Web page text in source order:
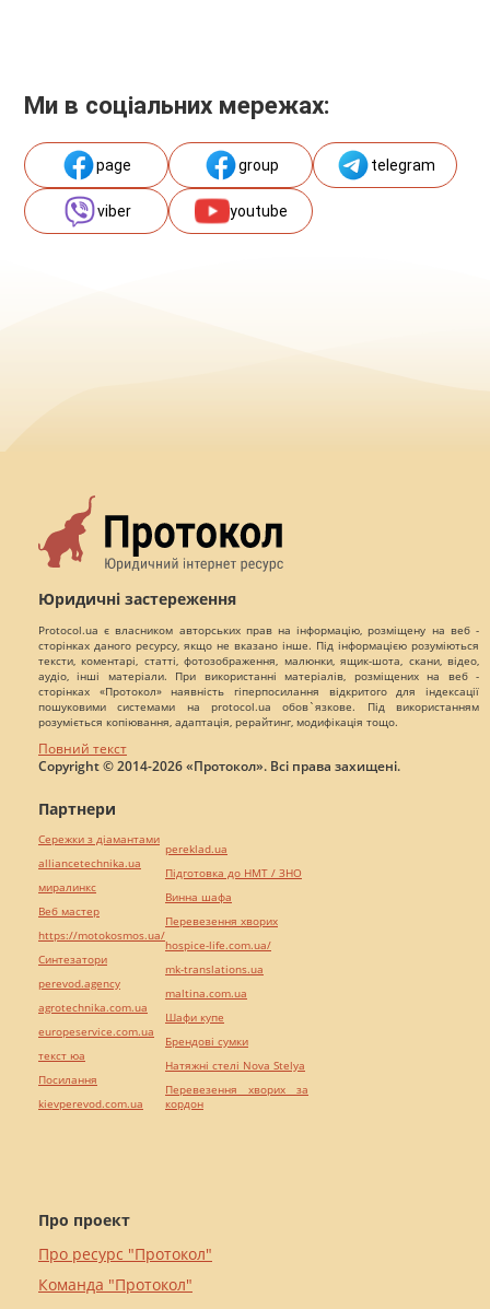
Ми в соціальних мережах:
page group telegram
viber youtube
Юридичні застереження
Protocol.ua є власником авторських прав на інформацію, розміщену на веб -
сторінках даного ресурсу, якщо не вказано інше. Під інформацією розуміються
тексти, коментарі, статті, фотозображення, малюнки, ящик-шота, скани, відео,
аудіо, інші матеріали. При використанні матеріалів, розміщених на веб -
сторінках «Протокол» наявність гіперпосилання відкритого для індексації
пошуковими системами на protocol.ua обов`язкове. Під використанням
розуміється копіювання, адаптація, рерайтинг, модифікація тощо.
Повний текст
Copyright © 2014-2026 «Протокол». Всі права захищені.
Про проект
Про ресурс "Протокол"
Команда "Протокол"
Партнери
Сережки з діамантами
alliancetechnika.ua
миралинкс
Веб мастер
https://motokosmos.ua/
Синтезатори
perevod.agency
agrotechnika.com.ua
europeservice.com.ua
текст юа
Посилання
kievperevod.com.ua
pereklad.ua
Підготовка до НМТ / ЗНО
Винна шафа
Перевезення хворих
hospice-life.com.ua/
mk-translations.ua
maltina.com.ua
Шафи купе
Брендові сумки
Натяжні стелі Nova Stelya
Перевезення хворих за
кордон